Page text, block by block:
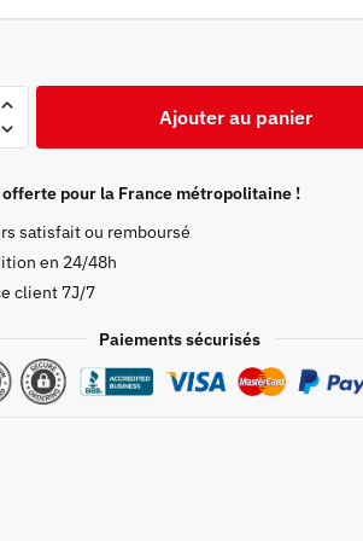
Ajouter au panier
pour la France métropolitaine !
satisfait ou remboursé
en 24/48h
client 7J/7
Paiements sécurisés